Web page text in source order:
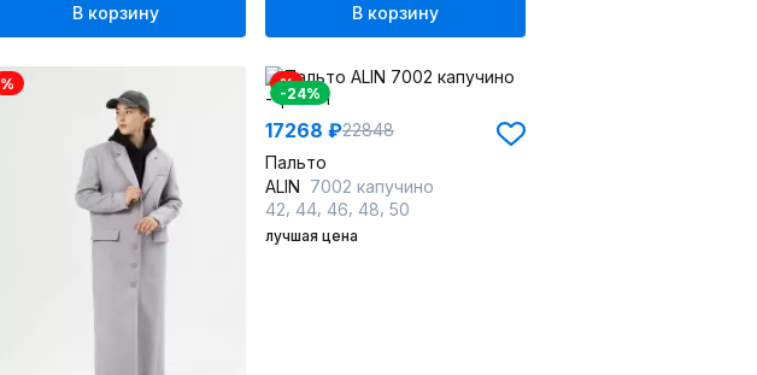
В корзину В корзину
% %
-24%
17268 ₽22848
Пальто
ALIN 7002 капучино
42 44 46 48 50
лучшая цена